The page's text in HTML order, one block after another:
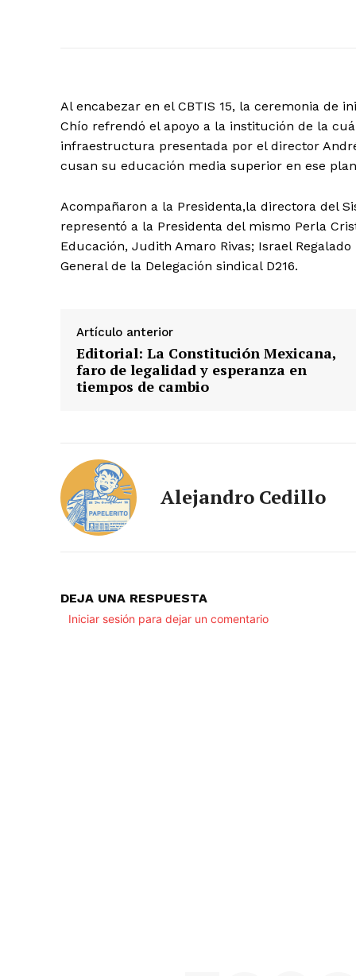
Al encabezar en el CBTIS 15, la ceremonia de
Chío refrendó el apoyo a la institución de la
infraestructura presentada por el director
cusan su educación media superior en ese
Acompañaron a la Presidenta,la directora del
representó a la Presidenta del mismo Perla
Educación, Judith Amaro Rivas; Israel
General de la Delegación sindical D216.
Artículo anterior
Editorial: La Constitución Mexicana,
faro de legalidad y esperanza en
tiempos de cambio
Alejandro Cedillo
DEJA UNA RESPUESTA
Iniciar sesión para dejar un comentario